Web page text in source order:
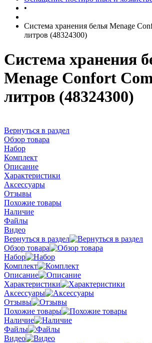
•
Система хранения белья Menage
литров (48324300)
Система хранения
Menage Confort
литров (48324300)
Вернуться в раздел
Обзор товара
Набор
Комплект
Описание
Характеристики
Аксессуары
Отзывы
Похожие товары
Наличие
Файлы
Видео
Вернуться в раздел
Обзор товара
Набор
Комплект
Описание
Характеристики
Аксессуары
Отзывы
Похожие товары
Наличие
Файлы
Видео